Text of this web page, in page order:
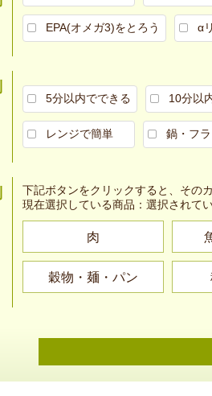
EPA(オメガ3)をとろう α
5分以内でできる 10分以
レンジで簡単 鍋・フ
下記ボタンをクリックすると、その
現在選択している商品： 選択されて
肉
穀物・麺・パン